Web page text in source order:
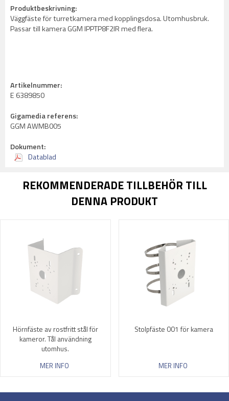
Produktbeskrivning:
Väggfäste för turretkamera med kopplingsdosa. Utomhusbruk.
Passar till kamera GGM IPPTP8F2IR med flera.
Artikelnummer:
E 6389850
Gigamedia referens:
GGM AWMB005
Dokument:
Datablad
REKOMMENDERADE TILLBEHÖR TILL
DENNA PRODUKT
Hörnfäste av rostfritt stål för
kameror. Tål användning
utomhus.
MER INFO
Stolpfäste 001 för kamera
MER INFO